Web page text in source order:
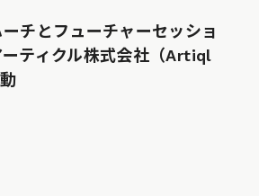
ーチとフューチャーセッショ
ーティクル株式会社（Artiql